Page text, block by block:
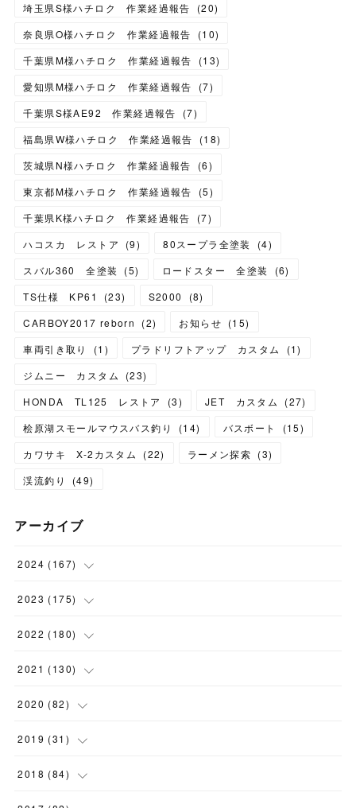
埼玉県S様ハチロク 作業経過報告
(20)
奈良県O様ハチロク 作業経過報告
(10)
千葉県M様ハチロク 作業経過報告
(13)
愛知県M様ハチロク 作業経過報告
(7)
千葉県S様AE92 作業経過報告
(7)
福島県W様ハチロク 作業経過報告
(18)
茨城県N様ハチロク 作業経過報告
(6)
東京都M様ハチロク 作業経過報告
(5)
千葉県K様ハチロク 作業経過報告
(7)
ハコスカ レストア
(9) 80スープラ全塗装 (4)
スバル360 全塗装
(5) ロードスター 全塗装 (6)
TS仕様 KP61
(23) S2000 (8)
CARBOY2017 reborn
(2) お知らせ (15)
車両引き取り
(1 ) プラドリフトアップ カスタム (1)
ジムニー カスタム
(23)
HONDA TL125 レストア
(3) JET カスタム (27)
桧原湖スモールマウスバス釣り
(14) バスボート (15)
カワサキ X-2カスタム
(22) ラーメン探索 (3)
渓流釣り
(49)
アーカイブ
2024 (167)
(11)
(24)
(23)
( 23
2023 (175)
(12)
(18)
(16
( 15
2022 (180)
(17)
(15
(23
( 14
2021 (130)
(10
(4 )
( 16
( 11
2020 (82)
(21
(8 )
(8)
2019 (31 )
(1)
2018 (84)